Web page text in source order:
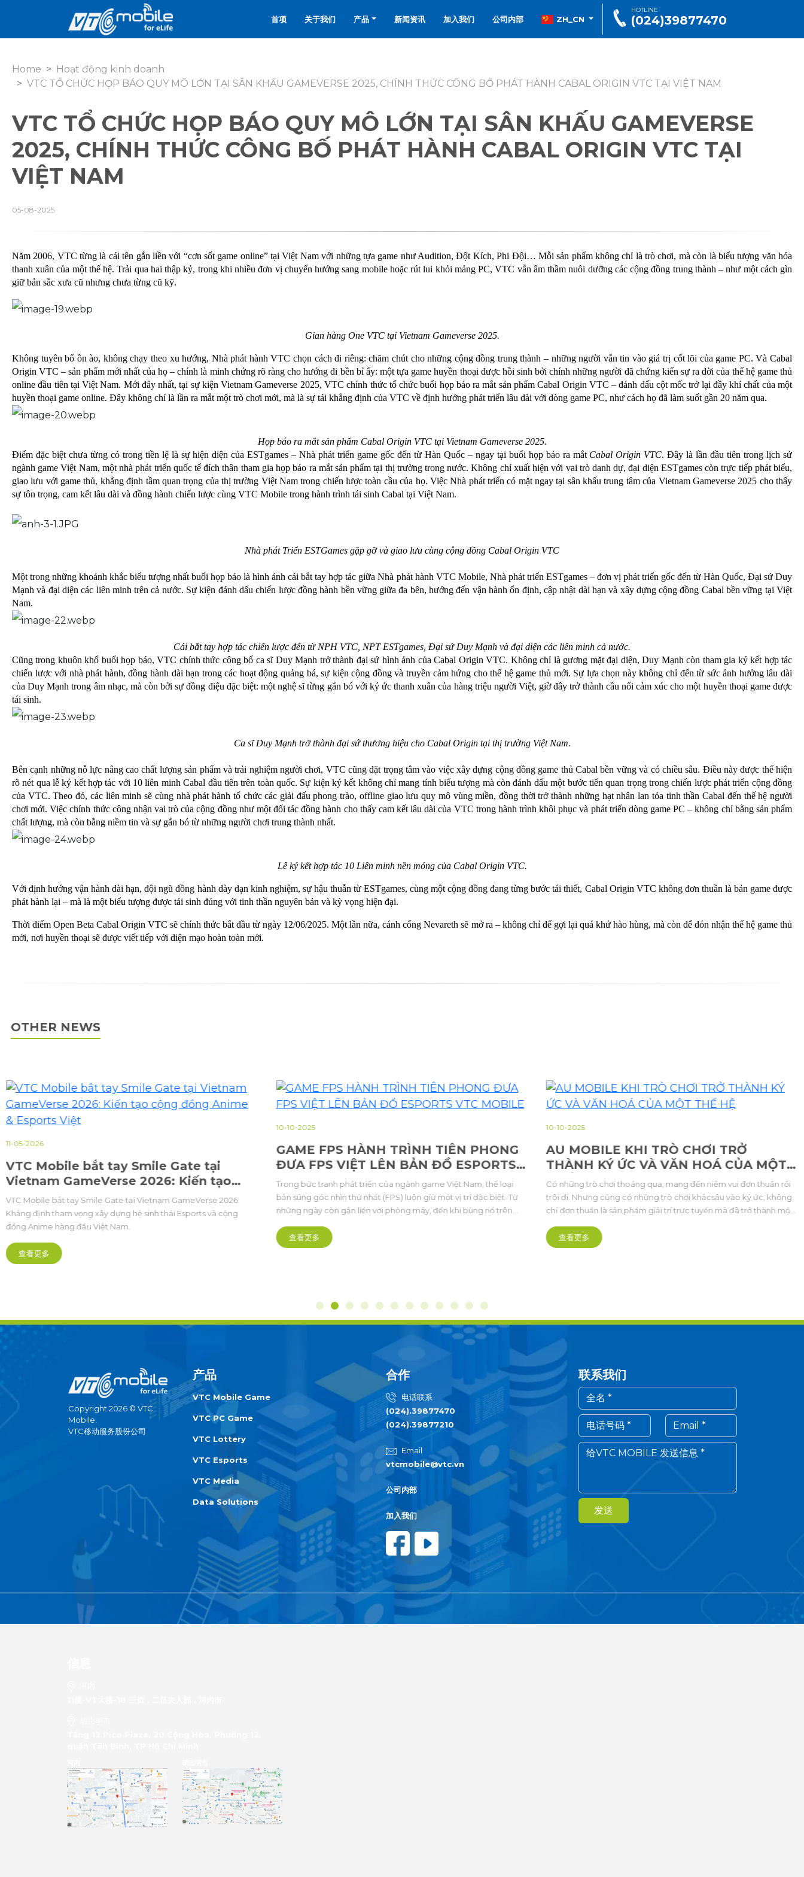
首项 关于我们 产品 新闻资讯 加入我们 公司内部 ZH_CN
HOTLINE
(024)39877470
Home
Hoạt động kinh doanh
VTC TỔ CHỨC HỌP BÁO QUY MÔ LỚN TẠI SÂN KHẤU GAMEVERSE 2025, CHÍNH THỨC CÔNG BỐ PHÁT HÀNH CABAL ORIGIN VTC TẠI VIỆT NAM
VTC TỔ CHỨC HỌP BÁO QUY MÔ LỚN TẠI SÂN KHẤU GAMEVERSE
2025, CHÍNH THỨC CÔNG BỐ PHÁT HÀNH CABAL ORIGIN VTC TẠI
VIỆT NAM
05-08-2025
Năm 2006, VTC từng là cái tên gắn liền với “cơn sốt game online” tại Việt Nam với những tựa game như Audition, Đột Kích, Phi Đội… Mỗi sản phẩm không chỉ là trò chơi, mà còn là biểu tượng văn hóa
thanh xuân của một thế hệ. Trải qua hai thập kỷ, trong khi nhiều đơn vị chuyển hướng sang mobile hoặc rút lui khỏi mảng PC, VTC vẫn âm thầm nuôi dưỡng các cộng đồng trung thành – như một cách gìn
giữ bản sắc xưa cũ nhưng chưa từng cũ kỹ.
Gian hàng One VTC tại Vietnam Gameverse 2025.
Không tuyên bố ồn ào, không chạy theo xu hướng, Nhà phát hành VTC chọn cách đi riêng: chăm chút cho những cộng đồng trung thành – những người vẫn tin vào giá trị cốt lõi của game PC. Và Cabal
Origin VTC – sản phẩm mới nhất của họ – chính là minh chứng rõ ràng cho hướng đi bền bỉ ấy: một tựa game huyền thoại được hồi sinh bởi chính những người đã chứng kiến sự ra đời của thế hệ game thủ
online đầu tiên tại Việt Nam. Mới đây nhất, tại sự kiện Vietnam Gameverse 2025, VTC chính thức tổ chức buổi họp báo ra mắt sản phẩm Cabal Origin VTC – đánh dấu cột mốc trở lại đầy khí chất của một
huyền thoại game online. Đây không chỉ là lần ra mắt một trò chơi mới, mà là sự tái khẳng định của VTC về định hướng phát triển lâu dài với dòng game PC, như cách họ đã làm suốt gần 20 năm qua.
Họp báo ra mắt sản phẩm Cabal Origin VTC tại Vietnam Gameverse 2025.
Điểm đặc biệt chưa từng có trong tiền lệ là sự hiện diện của ESTgames – Nhà phát triển game gốc đến từ Hàn Quốc – ngay tại buổi họp báo ra mắt Cabal Origin VTC. Đây là lần đầu tiên trong lịch sử
ngành game Việt Nam, một nhà phát triển quốc tế đích thân tham gia họp báo ra mắt sản phẩm tại thị trường trong nước. Không chỉ xuất hiện với vai trò danh dự, đại diện ESTgames còn trực tiếp phát biểu,
giao lưu với game thủ, khẳng định tầm quan trọng của thị trường Việt Nam trong chiến lược toàn cầu của họ. Việc Nhà phát triển có mặt ngay tại sân khấu trung tâm của Vietnam Gameverse 2025 cho thấy
sự tôn trọng, cam kết lâu dài và đồng hành chiến lược cùng VTC Mobile trong hành trình tái sinh Cabal tại Việt Nam.
Nhà phát Triển ESTGames gặp gỡ và giao lưu cùng cộng đồng Cabal Origin VTC
Một trong những khoảnh khắc biểu tượng nhất buổi họp báo là hình ảnh cái bắt tay hợp tác giữa Nhà phát hành VTC Mobile, Nhà phát triển ESTgames – đơn vị phát triển gốc đến từ Hàn Quốc, Đại sứ Duy
Mạnh và đại diện các liên minh trên cả nước. Sự kiện đánh dấu chiến lược đồng hành bền vững giữa đa bên, hướng đến vận hành ổn định, cập nhật dài hạn và xây dựng cộng đồng Cabal bền vững tại Việt
Nam.
Cái bắt tay hợp tác chiến lược đến từ NPH VTC, NPT ESTgames, Đại sứ Duy Mạnh và đại diện các liên minh cả nước.
Cũng trong khuôn khổ buổi họp báo, VTC chính thức công bố ca sĩ Duy Mạnh trở thành đại sứ hình ảnh của Cabal Origin VTC. Không chỉ là gương mặt đại diện, Duy Mạnh còn tham gia ký kết hợp tác
chiến lược với nhà phát hành, đồng hành dài hạn trong các hoạt động quảng bá, sự kiện cộng đồng và truyền cảm hứng cho thế hệ game thủ mới. Sự lựa chọn này không chỉ đến từ sức ảnh hưởng lâu dài
của Duy Mạnh trong âm nhạc, mà còn bởi sự đồng điệu đặc biệt: một nghệ sĩ từng gắn bó với ký ức thanh xuân của hàng triệu người Việt, giờ đây trở thành cầu nối cảm xúc cho một huyền thoại game được
tái sinh.
Ca sĩ Duy Mạnh trở thành đại sứ thương hiệu cho Cabal Origin tại thị trường Việt Nam.
Bên cạnh những nỗ lực nâng cao chất lượng sản phẩm và trải nghiệm người chơi, VTC cũng đặt trọng tâm vào việc xây dựng cộng đồng game thủ Cabal bền vững và có chiều sâu. Điều này được thể hiện
rõ nét qua lễ ký kết hợp tác với 10 liên minh Cabal đầu tiên trên toàn quốc. Sự kiện ký kết không chỉ mang tính biểu tượng mà còn đánh dấu một bước tiến quan trọng trong chiến lược phát triển cộng đồng
của VTC. Theo đó, các liên minh sẽ cùng nhà phát hành tổ chức các giải đấu phong trào, offline giao lưu quy mô vùng miền, đồng thời trở thành những hạt nhân lan tỏa tinh thần Cabal đến thế hệ người
chơi mới. Việc chính thức công nhận vai trò của cộng đồng như một đối tác đồng hành cho thấy cam kết lâu dài của VTC trong hành trình khôi phục và phát triển dòng game PC – không chỉ bằng sản phẩm
chất lượng, mà còn bằng niềm tin và sự gắn bó từ những người chơi trung thành nhất.
Lễ ký kết hợp tác 10 Liên minh nền móng của Cabal Origin VTC.
Với định hướng vận hành dài hạn, đội ngũ đồng hành dày dạn kinh nghiệm, sự hậu thuẫn từ ESTgames, cùng một cộng đồng đang từng bước tái thiết, Cabal Origin VTC không đơn thuần là bản game được
phát hành lại – mà là một biểu tượng được tái sinh đúng với tinh thần nguyên bản và kỳ vọng hiện đại.
Thời điểm Open Beta Cabal Origin VTC sẽ chính thức bắt đầu từ ngày 12/06/2025. Một lần nữa, cánh cổng Nevareth sẽ mở ra – không chỉ để gợi lại quá khứ hào hùng, mà còn để đón nhận thế hệ game thủ
mới, nơi huyền thoại sẽ được viết tiếp với diện mạo hoàn toàn mới.
OTHER NEWS
11-05-2026
VTC Mobile bắt tay Smile Gate tại
Vietnam GameVerse 2026: Kiến tạo
cộng đồng Anime & Esports Việt
VTC Mobile bắt tay Smile Gate tại Vietnam GameVerse 2026:
Khẳng định tham vọng xây dựng hệ sinh thái Esports và cộng
đồng Anime hàng đầu Việt Nam.
查看更多
10-10-2025
GAME FPS HÀNH TRÌNH TIÊN PHONG
ĐƯA FPS VIỆT LÊN BẢN ĐỒ ESPORTS
VTC MOBILE
Trong bức tranh phát triển của ngành game Việt Nam, thể loại
bắn súng góc nhìn thứ nhất (FPS) luôn giữ một vị trí đặc biệt. Từ
những ngày còn gắn liền với phòng máy, đến khi bùng nổ trên
trong cộng đồng game thủ. Và trên hành trình đó, VTC Mobile là
một trong những đơn vị tiên phong, góp phần biến FPS thành
查看更多
10-10-2025
AU MOBILE KHI TRÒ CHƠI TRỞ
THÀNH KÝ ỨC VÀ VĂN HOÁ CỦA MỘT
THẾ HỆ
Có những trò chơi thoáng qua, mang đến niềm vui đơn thuần rồi
trôi đi. Nhưng cũng có những trò chơi khắcsâu vào ký ức, không
chỉ đơn thuần là sản phẩm giải trí trực tuyến mà đã trở thành một
查看更多
Copyright 2026 © VTC
Mobile.
VTC移动服务股份公司
产品
VTC Mobile Game
VTC PC Game
VTC Lottery
VTC Esports
VTC Media
Data Solutions
合作
电话联系
(024).39877470
(024).39877210
Email
vtcmobile@vtc.vn
公司内部
加入我们
联系我们
发送